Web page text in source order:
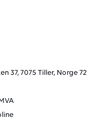
37, 7075 Tiller, Norge 72